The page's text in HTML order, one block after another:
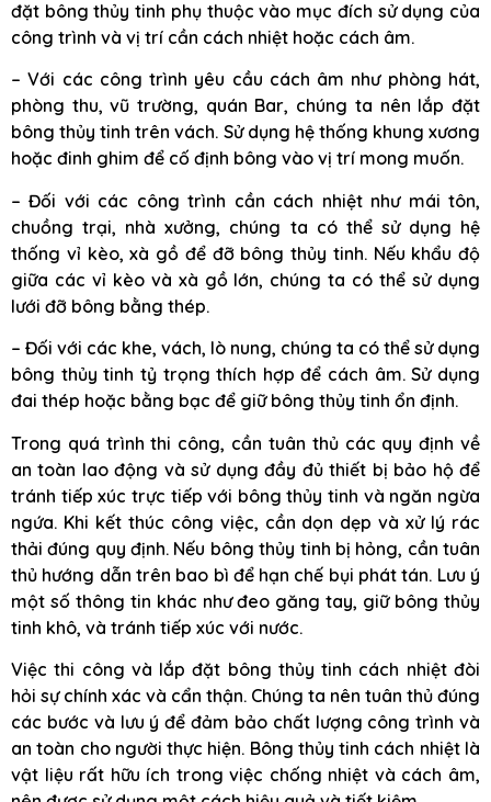
đặt bông thủy tinh phụ thuộc vào mục đích sử dụng của
công trình và vị trí cần cách nhiệt hoặc cách âm.
– Với các công trình yêu cầu cách âm như phòng hát,
phòng thu, vũ trường, quán Bar, chúng ta nên lắp đặt
bông thủy tinh trên vách. Sử dụng hệ thống khung xương
hoặc đinh ghim để cố định bông vào vị trí mong muốn.
– Đối với các công trình cần cách nhiệt như mái tôn,
chuồng trại, nhà xưởng, chúng ta có thể sử dụng hệ
thống vỉ kèo, xà gồ để đỡ bông thủy tinh. Nếu khẩu độ
giữa các vỉ kèo và xà gồ lớn, chúng ta có thể sử dụng
lưới đỡ bông bằng thép.
– Đối với các khe, vách, lò nung, chúng ta có thể sử dụng
bông thủy tinh tỷ trọng thích hợp để cách âm. Sử dụng
đai thép hoặc bằng bạc để giữ bông thủy tinh ổn định.
Trong quá trình thi công, cần tuân thủ các quy định về
an toàn lao động và sử dụng đầy đủ thiết bị bảo hộ để
tránh tiếp xúc trực tiếp với bông thủy tinh và ngăn ngừa
ngứa. Khi kết thúc công việc, cần dọn dẹp và xử lý rác
thải đúng quy định. Nếu bông thủy tinh bị hỏng, cần tuân
thủ hướng dẫn trên bao bì để hạn chế bụi phát tán. Lưu ý
một số thông tin khác như đeo găng tay, giữ bông thủy
tinh khô, và tránh tiếp xúc với nước.
Việc thi công và lắp đặt bông thủy tinh cách nhiệt đòi
hỏi sự chính xác và cẩn thận. Chúng ta nên tuân thủ đúng
các bước và lưu ý để đảm bảo chất lượng công trình và
an toàn cho người thực hiện. Bông thủy tinh cách nhiệt là
vật liệu rất hữu ích trong việc chống nhiệt và cách âm,